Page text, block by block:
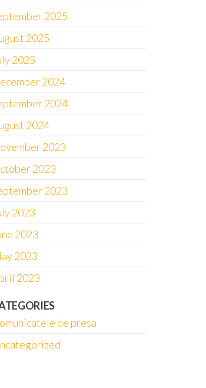
2025
2025
2025
2024
2024
2024
2023
2023
2023
2023
2023
2023
2023
de presa